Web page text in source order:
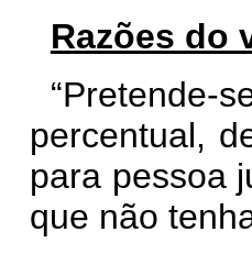
Razões do
“Pretende-
percentual,
para pessoa
que não